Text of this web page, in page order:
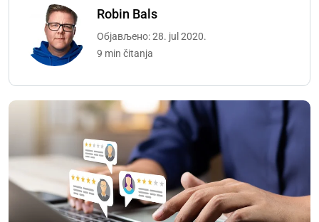
Robin Bals
Објављено: 28. jul 2020.
9 min čitanja